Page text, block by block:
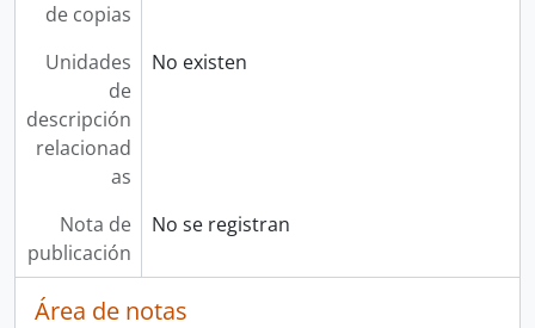
de copias
Unidades
de
descripción
relacionad
as
No existen
Nota de
publicación
No se registran
Área de notas